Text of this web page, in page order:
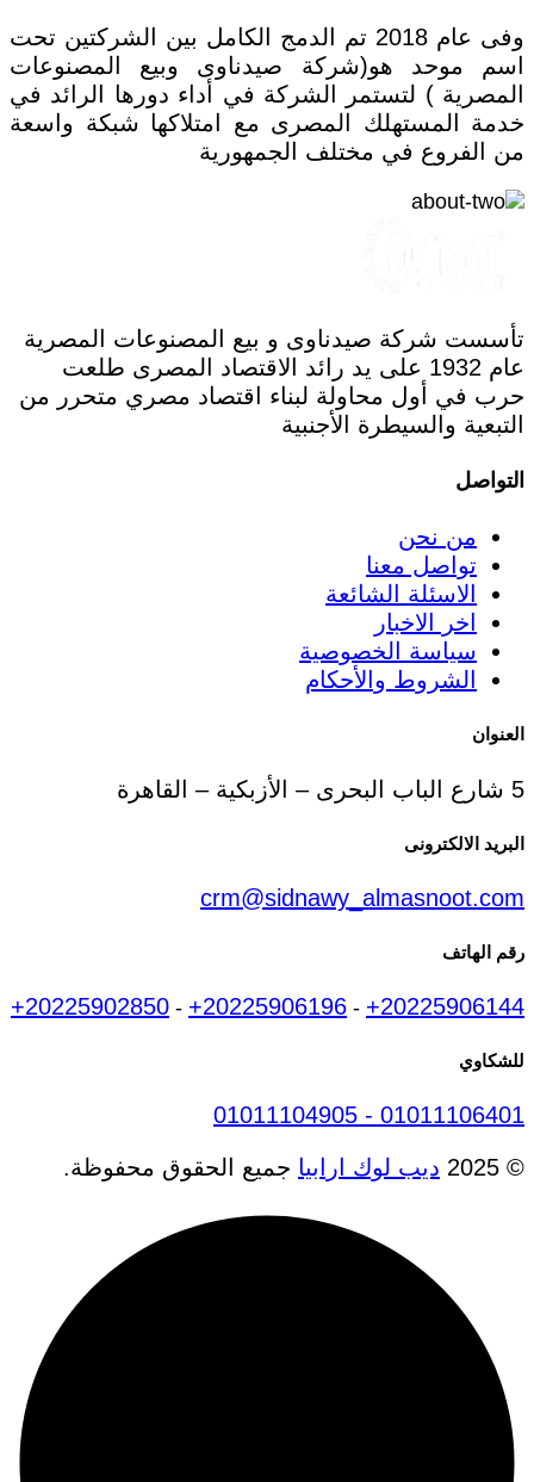
وفى عام 2018 تم الدمج الكامل بين الشركتين تحت
اسم موحد هو(شركة صيدناوى وبيع المصنوعات
المصرية ) لتستمر الشركة في أداء دورها الرائد في
خدمة المستهلك المصرى مع امتلاكها شبكة واسعة
من الفروع في مختلف الجمهورية
تأسست شركة صيدناوى و بيع المصنوعات المصرية
عام 1932 على يد رائد الاقتصاد المصرى طلعت
حرب في أول محاولة لبناء اقتصاد مصري متحرر من
التبعية والسيطرة الأجنبية
التواصل
من نحن
تواصل معنا
الاسئلة الشائعة
اخر الاخبار
سياسة الخصوصية
الشروط والأحكام
العنوان
5 شارع الباب البحرى – الأزبكية – القاهرة
البريد الالكترونى
crm@sidnawy_almasnoot.com
رقم الهاتف
+20225906144
-
+20225906196
-
+20225902850
للشكاوي
01011104905 - 01011106401
© 2025
ديب لوك ارابيا جميع الحقوق محفوظة.